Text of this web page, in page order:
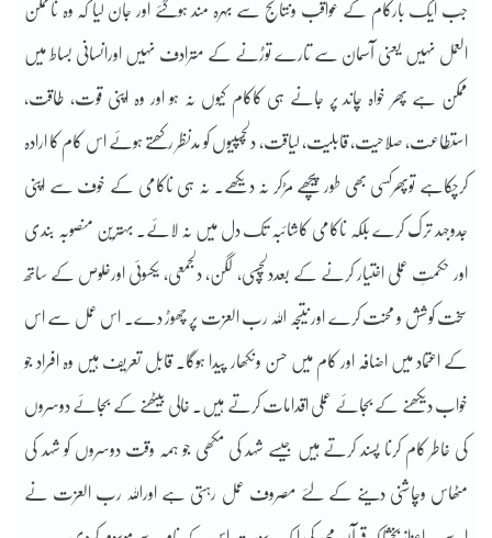
جب ایک بارکام کے عواقب ونتائج سے بہرہ مند ہوگئے اور جان لیا کہ وہ ناممکن
العمل نہیں یعنی آسمان سے تارے توڑنے کے مترادف نہیں اورانسانی بساط میں
ممکن ہے پھر خواہ چاند پر جانے ہی کاکام کیوں نہ ہو اور وہ اپنی قوت، طاقت،
استطاعت، صلاحیت، قابلیت، لیاقت، دلچسپیوں کو مدنظر رکھتے ہوئے اس کام کا ارادہ
کرچکاہے توپھرکسی بھی طور پیچھے مڑکر نہ دیکھے۔ نہ ہی ناکامی کے خوف سے اپنی
جدوجہد ترک کرے بلکہ ناکامی کاشائبہ تک دل میں نہ لائے۔ بہترین منصوبہ بندی
اور حکمتِ عملی اختیار کرنے کے بعددلچسپی، لگن، دلجمعی، یکسوئی اورخلوص کے ساتھ
سخت کوشش و محنت کرے اور نتیجہ اللہ رب العزت پر چھوڑ دے۔ اس عمل سے اس
کے اعتماد میں اضافہ اور کام میں حسن ونکھار پیدا ہوگا۔ قابل تعریف ہیں وہ افراد جو
خواب دیکھنے کے بجائے عملی اقدامات کرتے ہیں۔ خالی بیٹھنے کے بجائے دوسروں
کی خاطر کام کرنا پسند کرتے ہیں جیسے شہد کی مکھی جو ہمہ وقت دوسروں کو شہد کی
مٹھاس وچاشنی دینے کے لئے مصروف عمل رہتی ہے اوراللہ رب العزت نے